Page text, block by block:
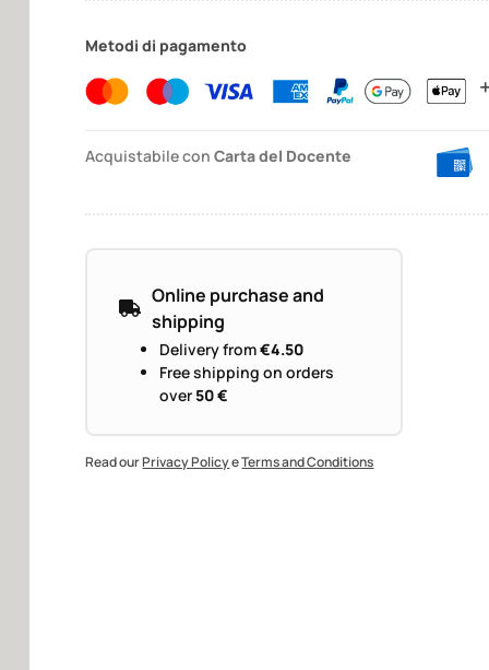
Metodi di pagamento
Acquistabile conCarta del Docente
Online purchase and
shipping
Delivery from€4.50
Free shipping on orders
over 50 €
Read ourPrivacy PolicyeTerms and Conditions